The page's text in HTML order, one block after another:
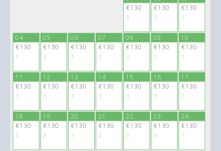
€130
3
€130
3
€130
1
04
€130
3
05
€130
3
06
€130
3
07
€130
3
08
€130
3
09
€130
3
10
€130
1
11
€130
3
12
€130
3
13
€130
3
14
€130
3
15
€130
3
16
€130
3
17
€130
1
18
€130
3
19
€130
3
20
€130
3
21
€130
3
22
€130
3
23
€130
3
24
€130
1